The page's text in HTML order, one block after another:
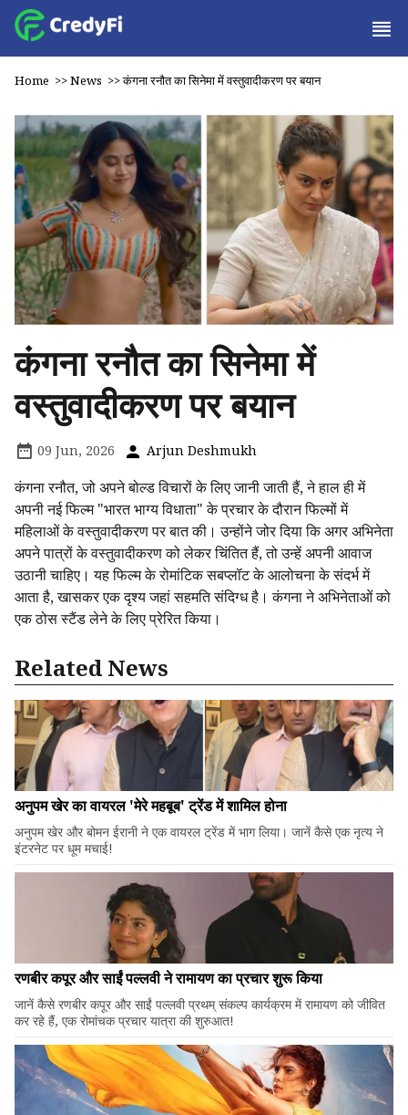
Home >>News >>कंगना रनौत का सिनेमा में वस्तुवादीकरण पर बयान
कंगना रनौत का सिनेमा में
वस्तुवादीकरण पर बयान
09 Jun, 2026 Arjun Deshmukh
कंगना रनौत, जो अपने बोल्ड विचारों के लिए जानी जाती हैं, ने हाल ही में
अपनी नई फिल्म "भारत भाग्य विधाता" के प्रचार के दौरान फिल्मों में
महिलाओं के वस्तुवादीकरण पर बात की। उन्होंने जोर दिया कि अगर अभिनेता
अपने पात्रों के वस्तुवादीकरण को लेकर चिंतित हैं, तो उन्हें अपनी आवाज
उठानी चाहिए। यह फिल्म के रोमांटिक सबप्लॉट के आलोचना के संदर्भ में
आता है, खासकर एक दृश्य जहां सहमति संदिग्ध है। कंगना ने अभिनेताओं को
एक ठोस स्टैंड लेने के लिए प्रेरित किया।
Related News
अनुपम खेर का वायरल 'मेरे महबूब' ट्रेंड में शामिल होना
अनुपम खेर और बोमन ईरानी ने एक वायरल ट्रेंड में भाग लिया। जानें कैसे एक नृत्य ने
इंटरनेट पर धूम मचाई!
रणबीर कपूर और साईं पल्लवी ने रामायण का प्रचार शुरू किया
जानें कैसे रणबीर कपूर और साईं पल्लवी प्रथम् संकल्प कार्यक्रम में रामायण को जीवित
कर रहे हैं, एक रोमांचक प्रचार यात्रा की शुरुआत!